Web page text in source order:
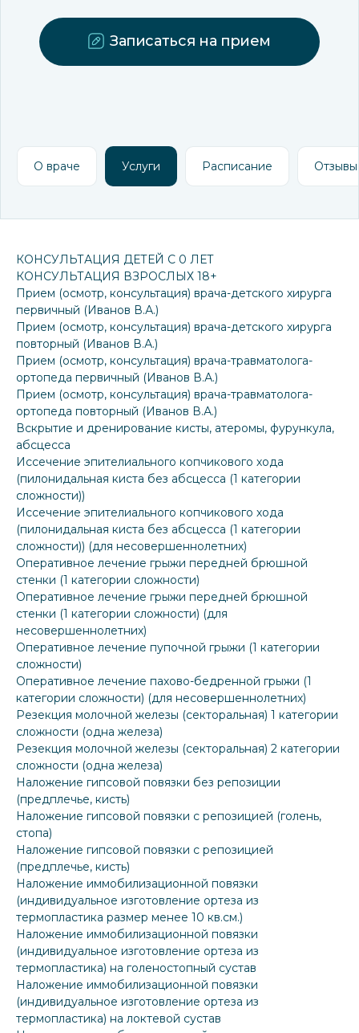
Записаться на прием
О враче Услуги Расписание Отзывы
КОНСУЛЬТАЦИЯ ДЕТЕЙ С 0 ЛЕТ
КОНСУЛЬТАЦИЯ ВЗРОСЛЫХ 18+
Прием (осмотр, консультация) врача-детского хирурга
первичный (Иванов В.А.)
Прием (осмотр, консультация) врача-детского хирурга
повторный (Иванов В.А.)
Прием (осмотр, консультация) врача-травматолога-
ортопеда первичный (Иванов В.А.)
Прием (осмотр, консультация) врача-травматолога-
ортопеда повторный (Иванов В.А.)
Вскрытие и дренирование кисты, атеромы, фурункула,
абсцесса
Иссечение эпителиального копчикового хода
(пилонидальная киста без абсцесса (1 категории
сложности))
Иссечение эпителиального копчикового хода
(пилонидальная киста без абсцесса (1 категории
сложности)) (для несовершеннолетних)
Оперативное лечение грыжи передней брюшной
стенки (1 категории сложности)
Оперативное лечение грыжи передней брюшной
стенки (1 категории сложности) (для
несовершеннолетних)
Оперативное лечение пупочной грыжи (1 категории
сложности)
Оперативное лечение пахово-бедренной грыжи (1
категории сложности) (для несовершеннолетних)
Резекция молочной железы (секторальная) 1 категории
сложности (одна железа)
Резекция молочной железы (секторальная) 2 категории
сложности (одна железа)
Наложение гипсовой повязки без репозиции
(предплечье, кисть)
Наложение гипсовой повязки с репозицией (голень,
стопа)
Наложение гипсовой повязки с репозицией
(предплечье, кисть)
Наложение иммобилизационной повязки
(индивидуальное изготовление ортеза из
термопластика размер менее 10 кв.см.)
Наложение иммобилизационной повязки
(индивидуальное изготовление ортеза из
термопластика) на голеностопный сустав
Наложение иммобилизационной повязки
(индивидуальное изготовление ортеза из
термопластика) на локтевой сустав